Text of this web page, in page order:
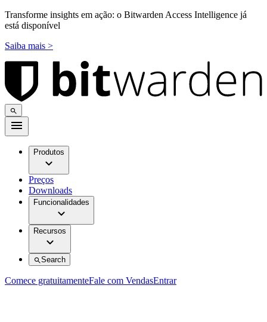
Transforme insights em ação: o Bitwarden Access Intelligence já
está disponível
Saiba mais >
Produtos
Preços
Downloads
Funcionalidades
Recursos
Search
Comece gratuitamenteFale com VendasEntrar